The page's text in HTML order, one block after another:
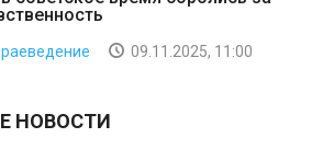
09.11.2025, 11:00
НОВОСТИ